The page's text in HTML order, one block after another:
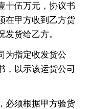
十伍万元，协议书
在甲方收到乙方货
货给乙方。
为指定收发货公
，以示该运货公司
必须根据甲方验货